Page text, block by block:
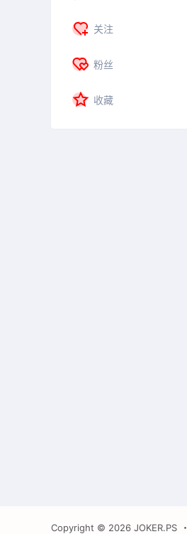
关注
粉丝
收藏
Copyright © 2026 JOKER.PS ・